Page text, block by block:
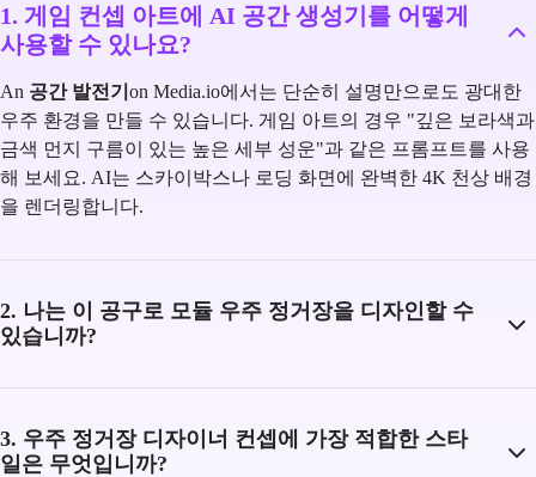
1. 게임 컨셉 아트에 AI 공간 생성기를 어떻게
사용할 수 있나요?
An 공간 발전기 on Media.io에서는 단순히 설명만으로도 광대한
우주 환경을 만들 수 있습니다. 게임 아트의 경우 "깊은 보라색과
금색 먼지 구름이 있는 높은 세부 성운"과 같은 프롬프트를 사용
해 보세요. AI는 스카이박스나 로딩 화면에 완벽한 4K 천상 배경
을 렌더링합니다.
2. 나는 이 공구로 모듈 우주 정거장을 디자인할 수
있습니까?
3. 우주 정거장 디자이너 컨셉에 가장 적합한 스타
일은 무엇입니까?